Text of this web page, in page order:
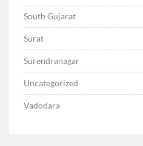
South Gujarat
Surat
Surendranagar
Uncategorized
Vadodara